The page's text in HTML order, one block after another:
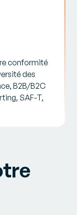
conformité
des
B2B/B2C
SAF-T,